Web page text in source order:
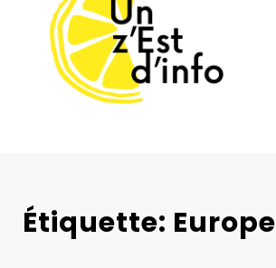
Étiquette: Europe